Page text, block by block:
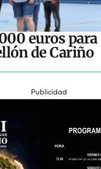
euros
de Cariño
Publicidad